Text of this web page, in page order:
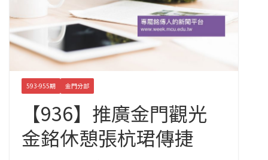
593-955期 金門分部
【936】推廣金門觀光
金銘休憩張杭珺傳捷